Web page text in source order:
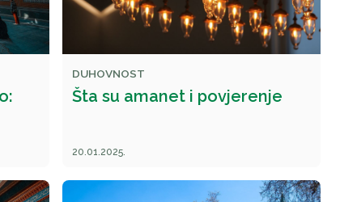
DUHOVNOST
Šta su amanet i povjerenje
20.01.2025.